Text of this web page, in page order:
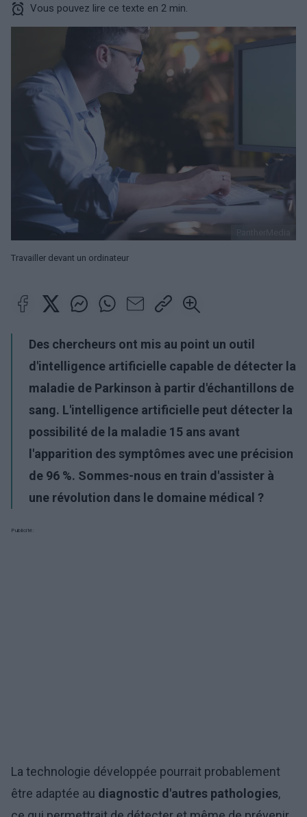
Vous pouvez lire ce texte en 2 min.
Travailler devant un ordinateur
Des chercheurs ont mis au point un outil
d'intelligence artificielle capable de détecter la
maladie de Parkinson à partir d'échantillons de
sang. L'intelligence artificielle peut détecter la
possibilité de la maladie 15 ans avant
l'apparition des symptômes avec une précision
de 96 %. Sommes-nous en train d'assister à
une révolution dans le domaine médical ?
Publicité:
La technologie développée pourrait probablement
être adaptée au diagnostic d'autres pathologies,